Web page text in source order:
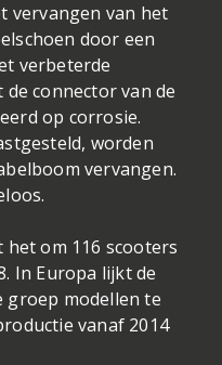
vervangen van het
door een
verbeterde
connector van de
op corrosie.
worden
vervangen.
het om 116 scooters
In Europa lijkt de
modellen te
vanaf 2014